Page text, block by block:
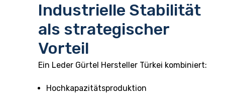
Industrielle Stabilität
als strategischer
Vorteil
Ein Leder Gürtel Hersteller Türkei kombiniert:
Hochkapazitätsproduktion